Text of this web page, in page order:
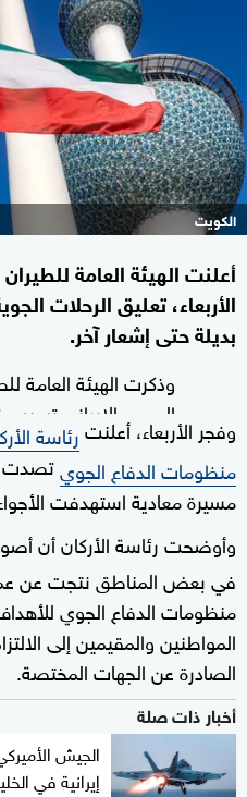
الكويت
أعلنت الهيئة العامة
الأربعاء، تعليق الرحلات
بديلة حتى إشعار آخر.
وذكرت الهيئة العامة
الهجوم الإيراني
مرافقمطار الكويت
وأضافت: "جرى تفعيل
الكويت الدولي بعد
وصواريخ إيرانية".
وفجر الأربعاء، أعلنترئاسة
منظومات الدفاع الجويتصدت
مسيرة معادية استهدفت
وأوضحت رئاسة الأركان أن
في بعض المناطق نتجت عن
منظومات الدفاع الجوي
المواطنين والمقيمين إلى
الصادرة عن الجهات المختصة.
أخبار ذات صلة
الجيش
إيرانية في